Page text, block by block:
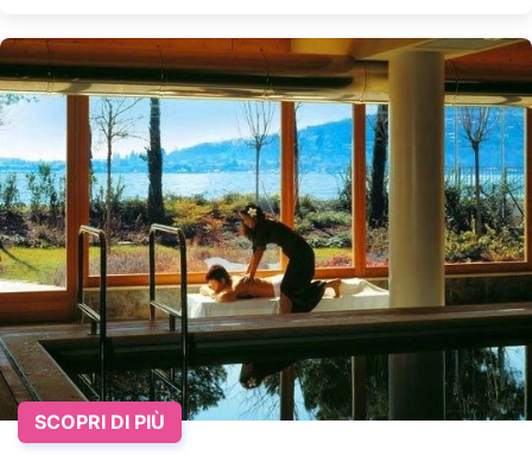
SCOPRI DI PIÙ